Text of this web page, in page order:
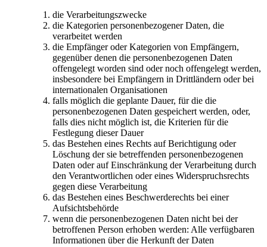
die Verarbeitungszwecke
die Kategorien personenbezogener Daten, die
verarbeitet werden
die Empfänger oder Kategorien von Empfängern,
gegenüber denen die personenbezogenen Daten
offengelegt worden sind oder noch offengelegt werden,
insbesondere bei Empfängern in Drittländern oder bei
internationalen Organisationen
falls möglich die geplante Dauer, für die die
personenbezogenen Daten gespeichert werden, oder,
falls dies nicht möglich ist, die Kriterien für die
Festlegung dieser Dauer
das Bestehen eines Rechts auf Berichtigung oder
Löschung der sie betreffenden personenbezogenen
Daten oder auf Einschränkung der Verarbeitung durch
den Verantwortlichen oder eines Widerspruchsrechts
gegen diese Verarbeitung
das Bestehen eines Beschwerderechts bei einer
Aufsichtsbehörde
wenn die personenbezogenen Daten nicht bei der
betroffenen Person erhoben werden: Alle verfügbaren
Informationen über die Herkunft der Daten